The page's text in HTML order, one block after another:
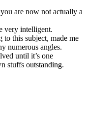
are now not actually a
very intelligent.
this subject, made me
numerous angles.
until it’s one
stuffs outstanding.